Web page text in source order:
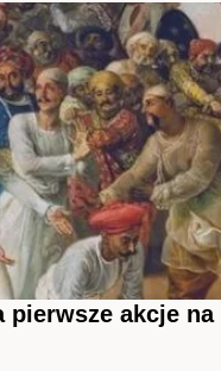
pierwsze akcje